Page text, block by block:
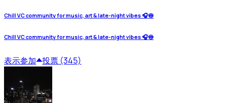
Chill VC community for music, art & late-night vibes 🎧🍥
Chill VC community for music, art & late-night vibes 🎧🍥
表示参加 投票 (345)